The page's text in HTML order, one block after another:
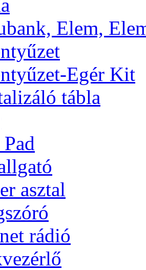
Elem,
Egér Kit
tábla
asztal
rádió